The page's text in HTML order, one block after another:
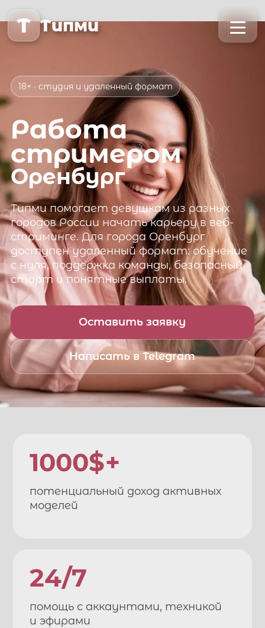
T Типми
18+ · студия и удаленный формат
Работа
стримером
Оренбург
Типмипомогает девушкам из разных
городов России начать карьеру в веб-
стриминге. Для города Оренбург
доступен удаленный формат: обучение
с нуля, поддержка команды, безопасный
старт и понятные выплаты.
Оставить заявку
Написать в Telegram
1000$+
потенциальный доход активных
моделей
24/7
помощь с аккаунтами, техникой
и эфирами